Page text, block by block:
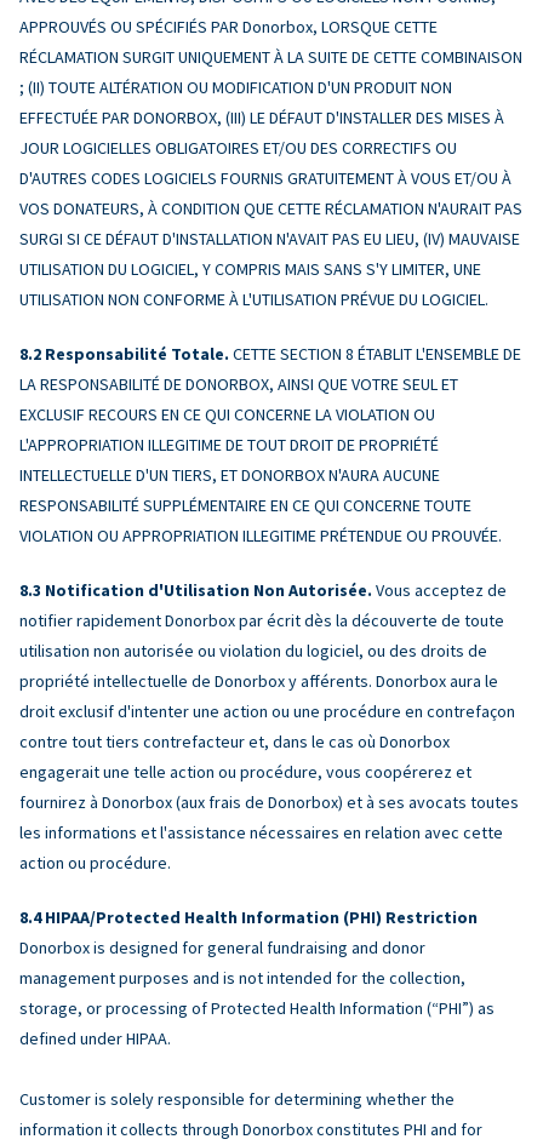
APPROUVÉS OU SPÉCIFIÉS PAR Donorbox, LORSQUE CETTE
RÉCLAMATION SURGIT UNIQUEMENT À LA SUITE DE CETTE COMBINAISON
; (II) TOUTE ALTÉRATION OU MODIFICATION D'UN PRODUIT NON
EFFECTUÉE PAR DONORBOX, (III) LE DÉFAUT D'INSTALLER DES MISES À
JOUR LOGICIELLES OBLIGATOIRES ET/OU DES CORRECTIFS OU
D'AUTRES CODES LOGICIELS FOURNIS GRATUITEMENT À VOUS ET/OU À
VOS DONATEURS, À CONDITION QUE CETTE RÉCLAMATION N'AURAIT PAS
SURGI SI CE DÉFAUT D'INSTALLATION N'AVAIT PAS EU LIEU, (IV) MAUVAISE
UTILISATION DU LOGICIEL, Y COMPRIS MAIS SANS S'Y LIMITER, UNE
UTILISATION NON CONFORME À L'UTILISATION PRÉVUE DU LOGICIEL.
Responsabilité Totale. CETTE SECTION 8 ÉTABLIT L'ENSEMBLE DE
LA RESPONSABILITÉ DE DONORBOX, AINSI QUE VOTRE SEUL ET
EXCLUSIF RECOURS EN CE QUI CONCERNE LA VIOLATION OU
L'APPROPRIATION ILLEGITIME DE TOUT DROIT DE PROPRIÉTÉ
INTELLECTUELLE D'UN TIERS, ET DONORBOX N'AURA AUCUNE
RESPONSABILITÉ SUPPLÉMENTAIRE EN CE QUI CONCERNE TOUTE
VIOLATION OU APPROPRIATION ILLEGITIME PRÉTENDUE OU PROUVÉE.
Notification d'Utilisation Non Autorisée. Vous acceptez de
notifier rapidement Donorbox par écrit dès la découverte de toute
utilisation non autorisée ou violation du logiciel, ou des droits de
propriété intellectuelle de Donorbox y afférents. Donorbox aura le
droit exclusif d'intenter une action ou une procédure en contrefaçon
contre tout tiers contrefacteur et, dans le cas où Donorbox
engagerait une telle action ou procédure, vous coopérerez et
fournirez à Donorbox (aux frais de Donorbox) et à ses avocats toutes
les informations et l'assistance nécessaires en relation avec cette
action ou procédure.
HIPAA/Protected Health Information (PHI) Restriction
Donorbox is designed for general fundraising and donor
management purposes and is not intended for the collection,
storage, or processing of Protected Health Information (“PHI”) as
defined under HIPAA.
Customer is solely responsible for determining whether the
information it collects through Donorbox constitutes PHI and for